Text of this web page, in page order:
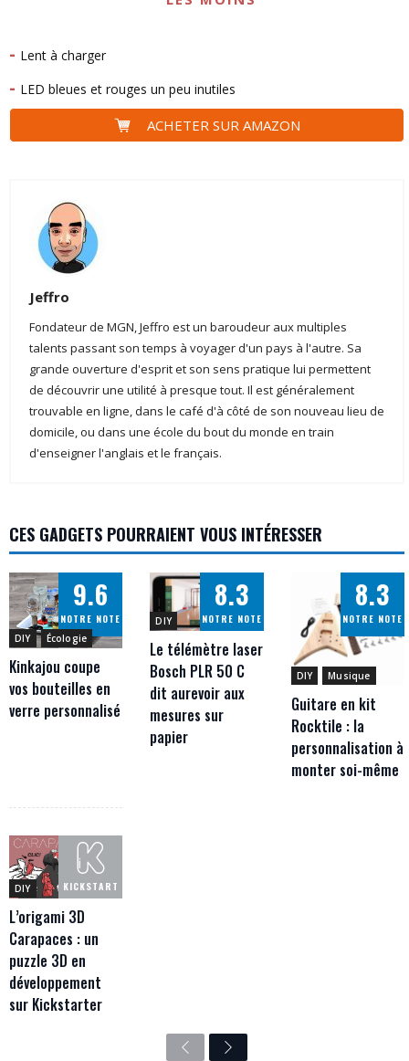
Lent à charger
LED bleues et rouges un peu inutiles
ACHETER SUR AMAZON
Jeffro
Fondateur de MGN, Jeffro est un baroudeur aux multiples
talents passant son temps à voyager d'un pays à l'autre. Sa
grande ouverture d'esprit et son sens pratique lui permettent
de découvrir une utilité à presque tout. Il est généralement
trouvable en ligne, dans le café d'à côté de son nouveau lieu de
domicile, ou dans une école du bout du monde en train
d'enseigner l'anglais et le français.
CES GADGETS POURRAIENT VOUS INTÉRESSER
9.6
NOTRE NOTE
DIY Écologie
Kinkajou coupe
vos bouteilles en
verre personnalisé
8.3
NOTRE NOTE
DIY
Le télémètre laser
Bosch PLR 50 C
dit aurevoir aux
mesures sur
papier
8.3
NOTRE NOTE
DIY Musique
Guitare en kit
Rocktile : la
personnalisation à
monter soi-même
KICKSTART
DIY
L’origami 3D
Carapaces : un
puzzle 3D en
développement
sur Kickstarter
PreviousNext